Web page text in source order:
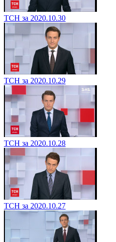
ТСН за 2020.10.30
ТСН за 2020.10.29
ТСН за 2020.10.28
ТСН за 2020.10.27